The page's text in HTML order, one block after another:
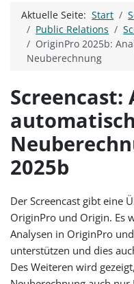
Aktuelle Seite:Start
Public Relations
OriginPro 2025b:
Neuberechnung
Screencast:
2025b
Der Screencast gibt eine
OriginPro und Origin. Es
Analysen in OriginPro
unterstützen und dies
Des Weiteren wird